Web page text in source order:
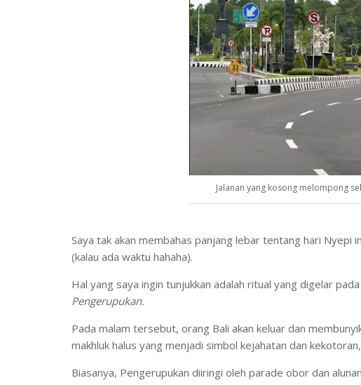
Jalanan yang kosong melompong
Saya tak akan membahas panjang lebar tentang hari Nyepi
(kalau ada waktu hahaha).
Hal yang saya ingin tunjukkan adalah ritual yang digelar
Pengerupukan.
Pada malam tersebut, orang Bali akan keluar dan
makhluk halus yang menjadi simbol kejahatan dan
Biasanya, Pengerupukan diiringi oleh parade obor dan